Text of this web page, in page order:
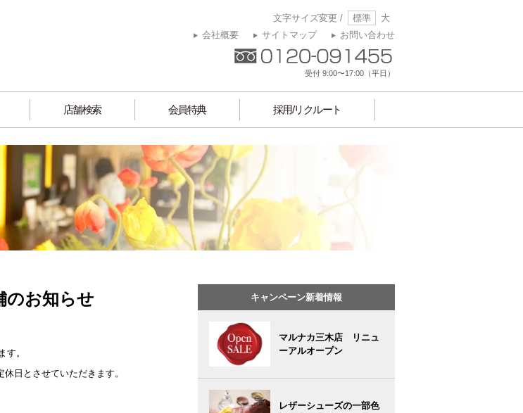
会社概要 サイトマップ お問い合わせ
文字サイズ変更 / 標準 大
受付 9:00〜17:00（平日）
店舗検索 会員特典 採用/リクルート
のお知らせ
す。
日とさせていただきます。
キャンペーン新着情報
マルナカ三木店 リニュ
ーアルオープン
レザーシューズの一部色